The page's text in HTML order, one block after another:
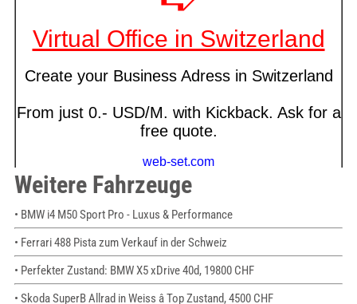
Weitere Fahrzeuge
• BMW i4 M50 Sport Pro - Luxus & Performance
• Ferrari 488 Pista zum Verkauf in der Schweiz
• Perfekter Zustand: BMW X5 xDrive 40d, 19800 CHF
• Skoda SuperB Allrad in Weiss â Top Zustand, 4500 CHF